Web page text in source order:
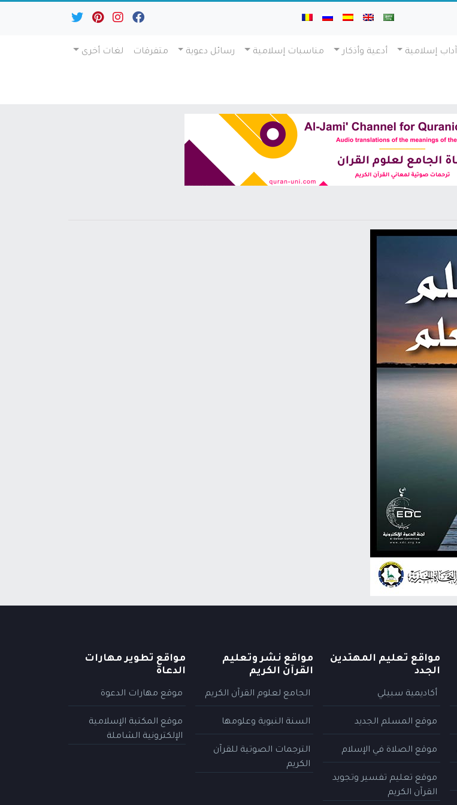
آداب إسلامية أدعية وأذكار مناسبات إسلامية رسائل دعوية متفرقات لغات أخرى
مواقع تعليم المهتدين
الجدد
أكاديمية سبيلي
موقع المسلم الجديد
موقع الصلاة في الإسلام
موقع تعليم تفسير وتجويد
القرآن الكريم
مواقع نشر وتعليم
القرآن الكريم
الجامع لعلوم القرآن الكريم
السنة النبوية وعلومها
الترجمات الصوتية للقرآن
الكريم
مواقع تطوير مهارات
الدعاة
موقع مهارات الدعوة
موقع المكتبة الإسلامية
الإلكترونية الشاملة